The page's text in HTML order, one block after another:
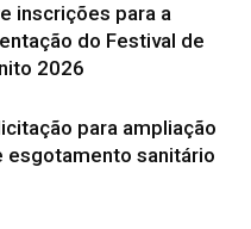
inscrições para a
do Festival de
2026
para ampliação
esgotamento sanitário